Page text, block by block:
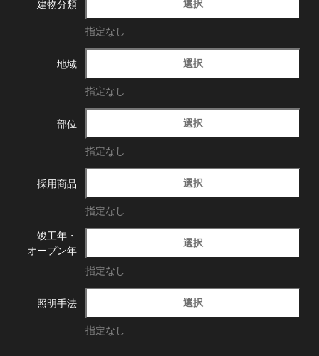
建物分類 選択
指定なし
地域 選択
指定なし
部位 選択
指定なし
採用商品 選択
指定なし
竣工年・
オープン年
選択
指定なし
照明手法 選択
指定なし